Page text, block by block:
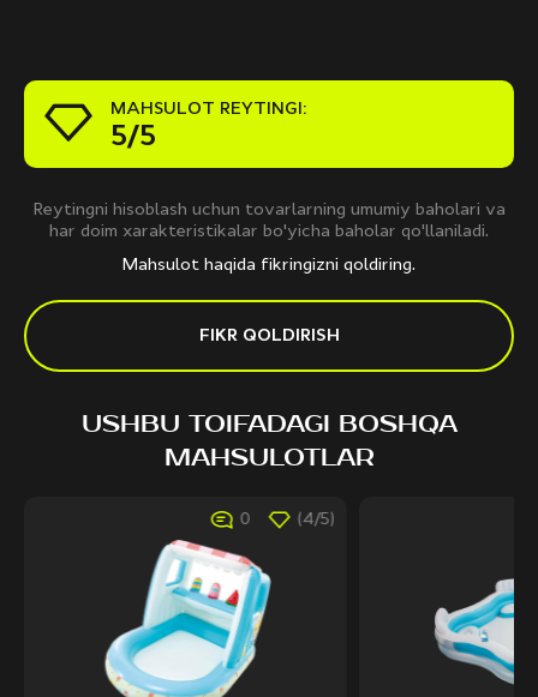
MAHSULOT REYTINGI:
5/5
Reytingni hisoblash uchun tovarlarning umumiy baholari va
har doim xarakteristikalar bo'yicha baholar qo'llaniladi.
Mahsulot haqida fikringizni qoldiring.
FIKR QOLDIRISH
USHBU TOIFADAGI BOSHQA
MAHSULOTLAR
0 (4/5)